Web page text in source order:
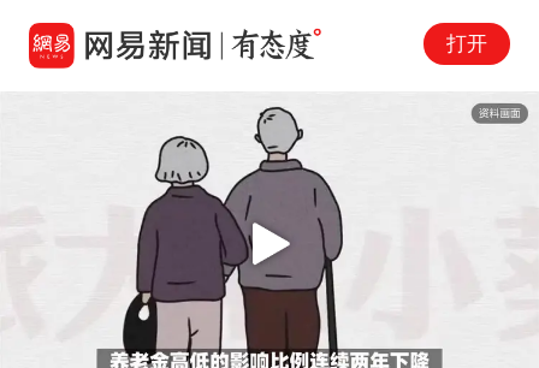
打开
Play